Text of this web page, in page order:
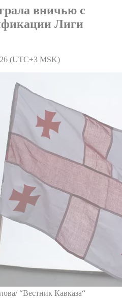
вничью с
Лиги
(UTC+3 MSK)
“Вестник Кавказа“